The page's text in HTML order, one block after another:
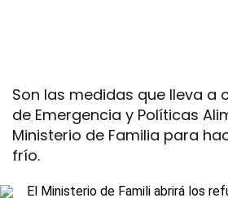
Son las medidas que lleva a
de Emergencia y Políticas
Ministerio de Familia para
frío.